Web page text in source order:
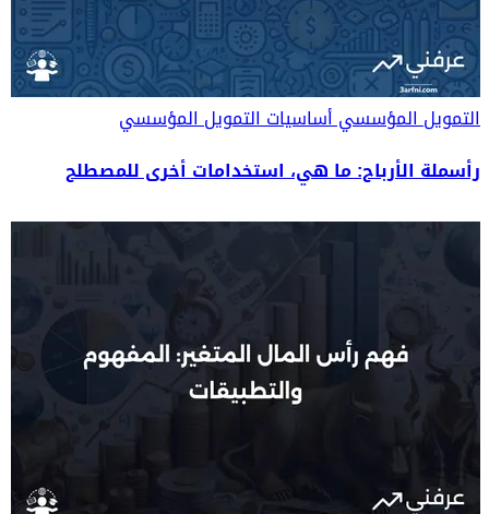
التمويل المؤسسيأساسيات التمويل المؤسسي
رأسملة الأرباح: ما هي، استخدامات أخرى للمصطلح